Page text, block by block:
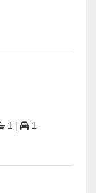
1 | 1